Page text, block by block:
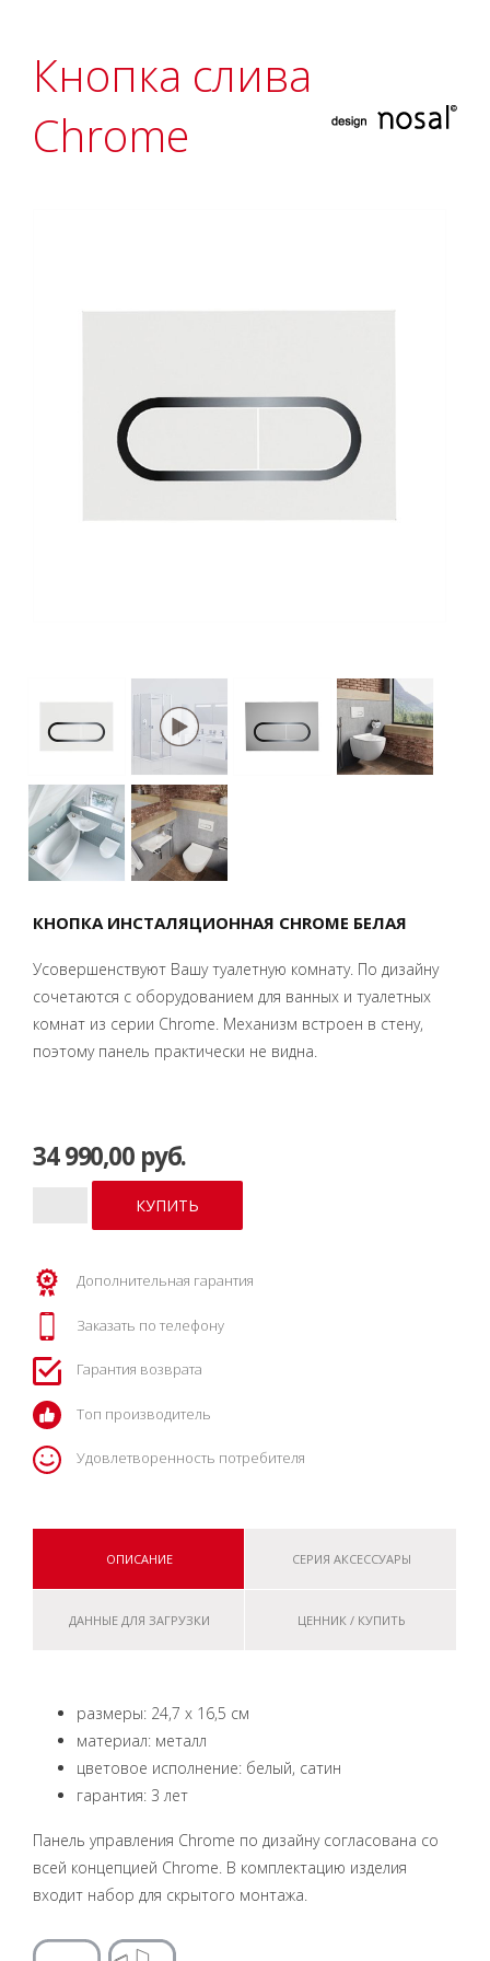
Кнопка слива
Chrome
КНОПКА ИНСТАЛЯЦИОННАЯ CHROME БЕЛАЯ
Усовершенствуют Вашу туалетную комнату. По дизайну
сочетаются с оборудованием для ванных и туалетных
комнат из серии Chrome. Механизм встроен в стену,
поэтому панель практически не видна.
34 990,00 руб.
Дополнительная гарантия
Заказать по телефону
Гарантия возврата
Топ производитель
Удовлетворенность потребителя
ОПИСАНИЕ СЕРИЯ АКСЕССУАРЫ
ДАННЫЕ ДЛЯ ЗАГРУЗКИ ЦЕННИК / КУПИТЬ
размеры: 24,7 x 16,5 см
материал: металл
цветовое исполнение: белый, сатин
гарантия: 3 лет
Панель управления Chrome по дизайну согласована со
всей концепцией Chrome. В комплектацию изделия
входит набор для скрытого монтажа.